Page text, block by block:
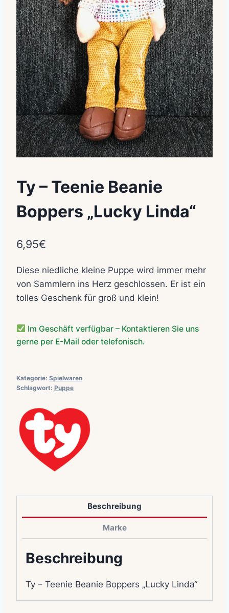
Ty – Teenie Beanie
Boppers „Lucky Linda“
6,95€
Diese niedliche kleine Puppe wird immer mehr
von Sammlern ins Herz geschlossen. Er ist ein
tolles Geschenk für groß und klein!
Im Geschäft verfügbar – Kontaktieren Sie uns
gerne per E-Mail oder telefonisch.
Kategorie: Spielwaren
Schlagwort: Puppe
Beschreibung
Marke
Beschreibung
Ty – Teenie Beanie Boppers „Lucky Linda“